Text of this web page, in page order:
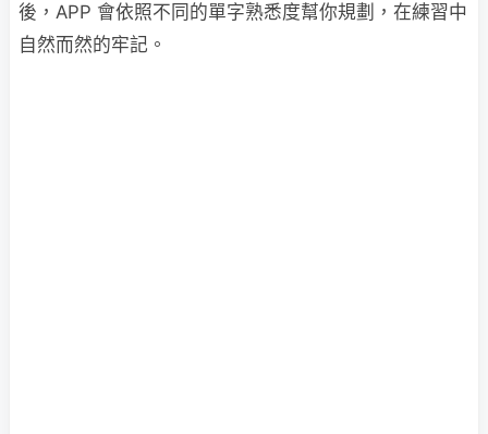
後，APP 會依照不同的單字熟悉度幫你規劃，在練習中
自然而然的牢記。